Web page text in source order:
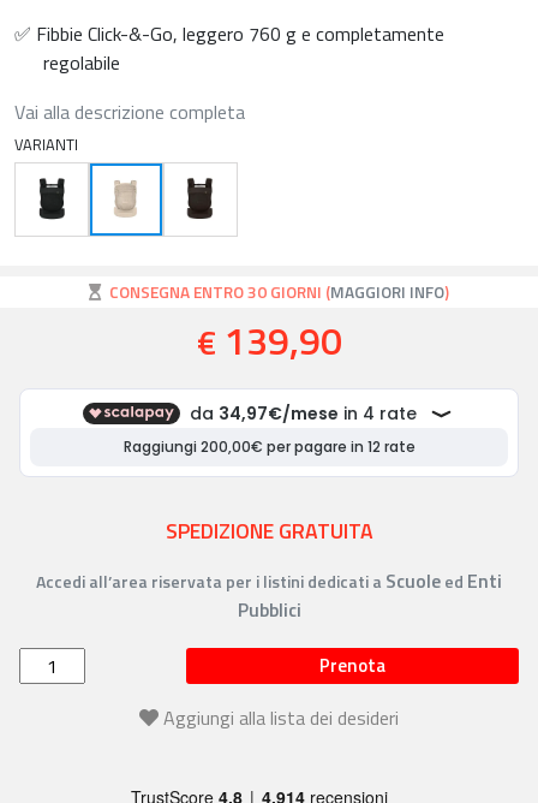
✅ Fibbie Click-&-Go, leggero 760 g e completamente
regolabile
Vai alla descrizione completa
VARIANTI
CONSEGNA ENTRO 30 GIORNI (MAGGIORI INFO)
€ 139,90
SPEDIZIONE GRATUITA
Accedi all’area riservata per i listini dedicati a Scuoleed Enti
Pubblici
Prenota
Aggiungi alla lista dei desideri